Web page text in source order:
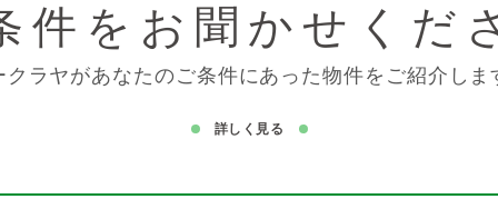
件を お聞かせくだ
クラヤがあなたのご条件にあった物件をご紹介しま
詳しく見る